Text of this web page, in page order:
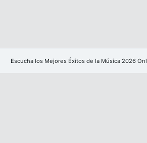
Escucha los Mejores Éxitos de la Música 2026